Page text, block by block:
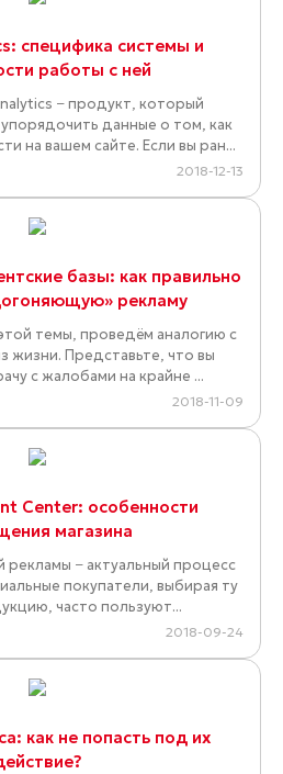
специфика системы и
работы с ней
− продукт, который
данные о том, как
на вашем сайте. Если вы ран...
2018-12-13
базы: как правильно
рекламу
темы, проведём аналогию с
жизни. Представьте, что вы
с жалобами на крайне ...
2018-11-09
Center: особенности
магазина
− актуальный процесс
покупатели, выбирая ту
часто пользуют...
2018-09-24
как не попасть под их